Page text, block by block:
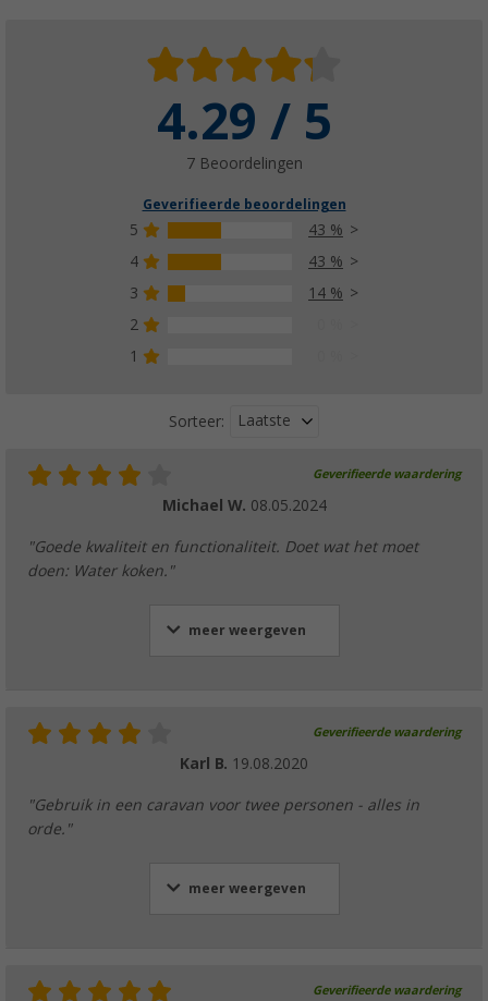
4.29 / 5
7 Beoordelingen
Geverifieerde beoordelingen
5
43 %
4
43 %
3
14 %
2
1
Sorteer: Laatste
Geverifieerde waardering
Michael W. 08.05.2024
"Goede kwaliteit en functionaliteit. Doet wat het moet
doen: Water koken."
meer weergeven
Geverifieerde waardering
Karl B. 19.08.2020
"Gebruik in een caravan voor twee personen - alles in
orde."
meer weergeven
Geverifieerde waardering